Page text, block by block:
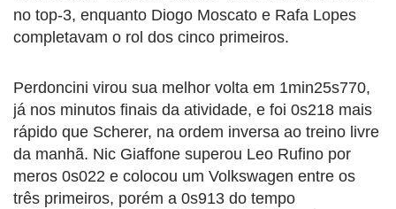
no top-3, enquanto Diogo Moscato e Rafa Lopes
completavam o rol dos cinco primeiros.
Perdoncini virou sua melhor volta em 1min25s770,
já nos minutos finais da atividade, e foi 0s218 mais
rápido que Scherer, na ordem inversa ao treino livre
da manhã. Nic Giaffone superou Leo Rufino por
meros 0s022 e colocou um Volkswagen entre os
três primeiros, porém a 0s913 do tempo